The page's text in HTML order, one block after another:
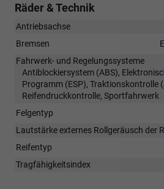
Räder & Technik
Antriebsachse
Bremsen
Fahrwerk- und Regelungssysteme
Antiblockiersystem (ABS),
Programm (ESP), Traktionskontrolle
Reifendruckkontrolle, Sportfahrwerk
Felgentyp
Lautstärke externes Rollgeräusch der
Reifentyp
Tragfähigkeitsindex